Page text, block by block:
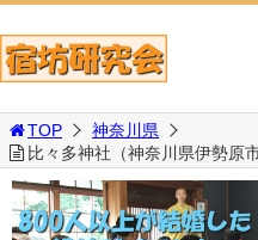
TOP
神奈川県
比々多神社（神奈川県伊勢原